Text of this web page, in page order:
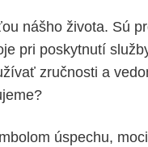
nášho života. Sú
pri poskytnutí
zručnosti a
úspechu,